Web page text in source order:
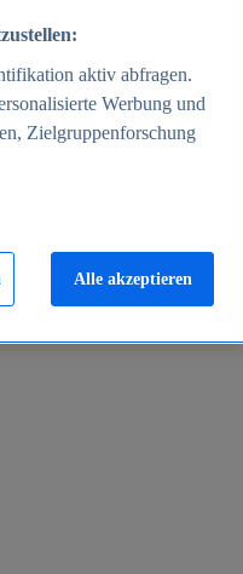
aktiv abfragen.
Werbung und
Zielgruppenforschung
Alle akzeptieren